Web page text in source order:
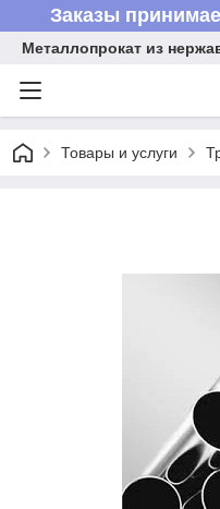
Заказы
Металлопрокат из
Товары и услуги